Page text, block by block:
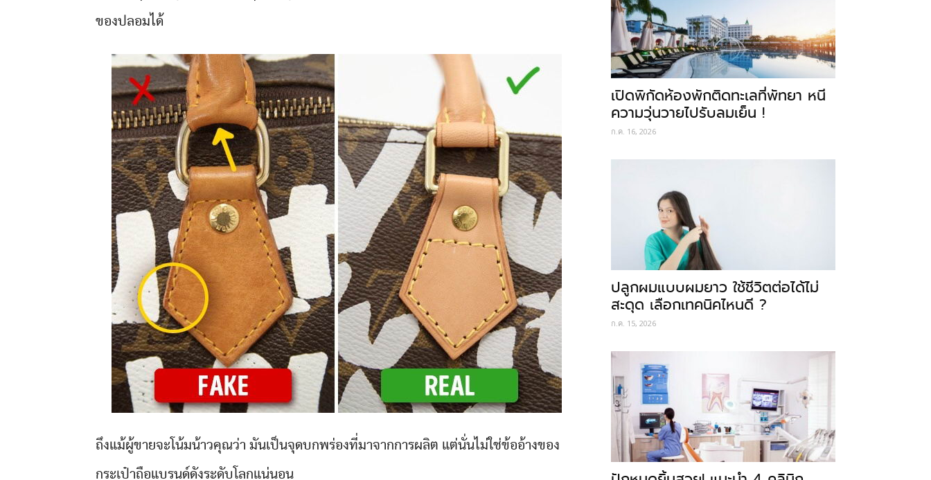
ของปลอมได้
ถึงแม้ผู้ขายจะโน้มน้าวคุณว่า มันเป็นจุดบกพร่องที่มาจากการผลิต แต่นั่นไม่ใช่ข้ออ้างของ
กระเป๋าถือแบรนด์ดังระดับโลกแน่นอน
เปิดพิกัดห้องพักติดทะเลที่พัทยา หนี
ความวุ่นวายไปรับลมเย็น !
ก.ค. 16, 2026
ปลูกผมแบบผมยาว ใช้ชีวิตต่อได้ไม่
สะดุด เลือกเทคนิคไหนดี ?
ก.ค. 15, 2026